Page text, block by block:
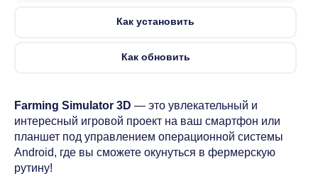
Как установить
Как обновить
Farming Simulator 3D — это увлекательный и
интересный игровой проект на ваш смартфон или
планшет под управлением операционной системы
Android, где вы сможете окунуться в фермерскую
рутину!